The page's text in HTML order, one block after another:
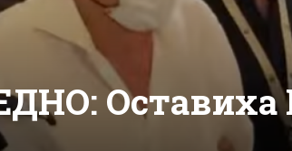
Оставиха